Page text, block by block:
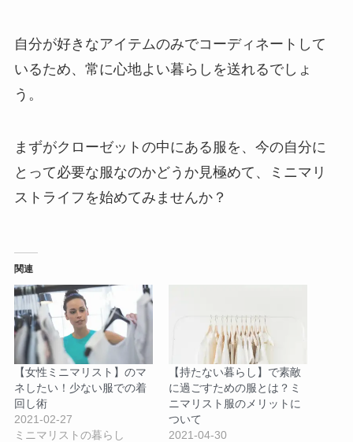
自分が好きなアイテムのみでコーディネートして
いるため、常に心地よい暮らしを送れるでしょ
う。
まずがクローゼットの中にある服を、今の自分に
とって必要な服なのかどうか見極めて、ミニマリ
ストライフを始めてみませんか？
関連
【女性ミニマリスト】のマ
ネしたい！少ない服での着
回し術
2021-02-27
ミニマリストの暮らし
【持たない暮らし】で素敵
に過ごすための服とは？ミ
ニマリスト服のメリットに
ついて
2021-04-30